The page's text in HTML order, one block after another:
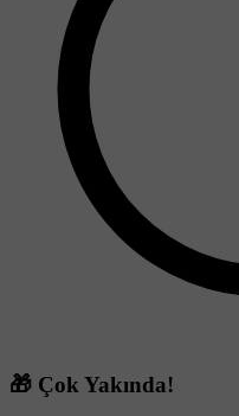
🎁 Çok Yakında!